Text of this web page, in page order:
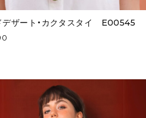
デザート・カクタスタイ E00545